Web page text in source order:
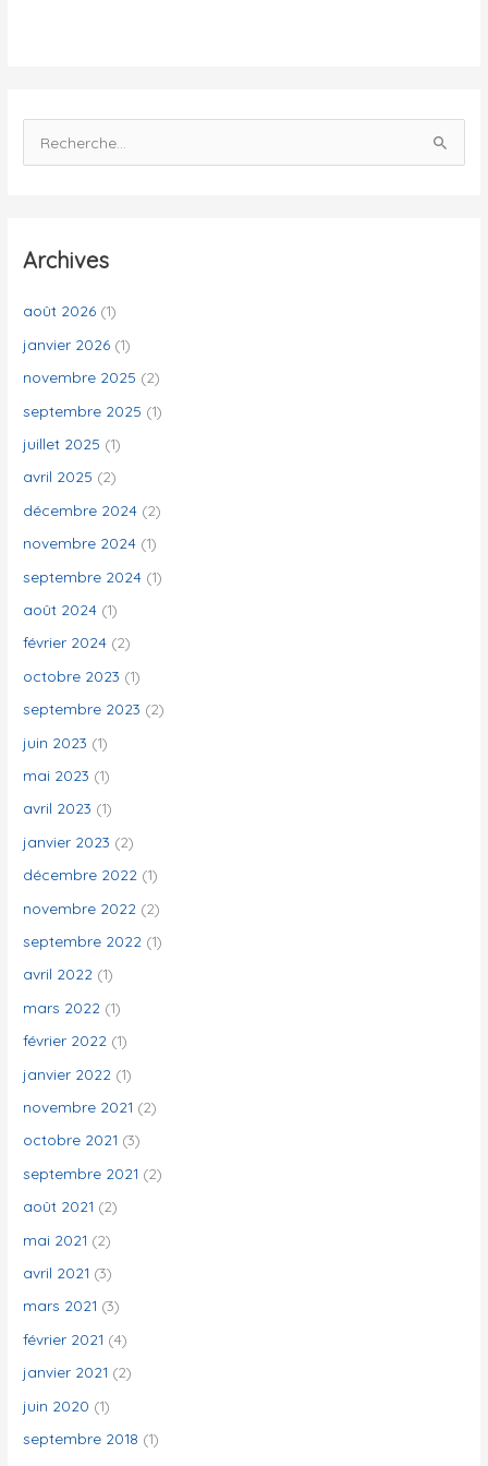
e
e
c
h
:
Archives
août 2026 (1)
janvier 2026 (1)
novembre 2025 (2)
septembre 2025 (1)
juillet 2025 (1)
avril 2025 (2)
décembre 2024 (2)
novembre 2024 (1)
septembre 2024 (1)
août 2024 (1)
février 2024 (2)
octobre 2023 (1)
septembre 2023 (2)
juin 2023 (1)
mai 2023 (1)
avril 2023 (1)
janvier 2023 (2)
décembre 2022 (1)
novembre 2022 (2)
septembre 2022 (1)
avril 2022 (1)
mars 2022 (1)
février 2022 (1)
janvier 2022 (1)
novembre 2021 (2)
octobre 2021 (3)
septembre 2021 (2)
août 2021 (2)
mai 2021 (2)
avril 2021 (3)
mars 2021 (3)
février 2021 (4)
janvier 2021 (2)
juin 2020 (1)
septembre 2018 (1)